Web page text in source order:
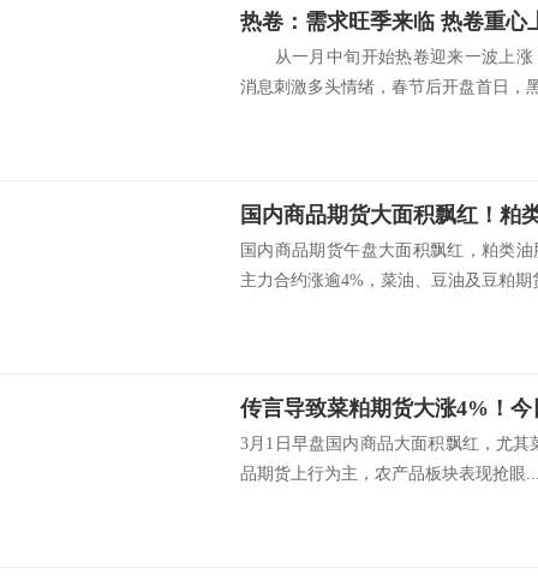
热卷：需求旺季来临 热卷重心
从一月中旬开始热卷迎来一波上涨
消息刺激多头情绪，春节后开盘首日，
国内商品期货大面积飘红！粕
国内商品期货午盘大面积飘红，粕类
主力合约涨逾4%，菜油、豆油及豆粕期
3月1日早盘国内商品大面积飘红，尤
品期货上行为主，农产品板块表现抢眼